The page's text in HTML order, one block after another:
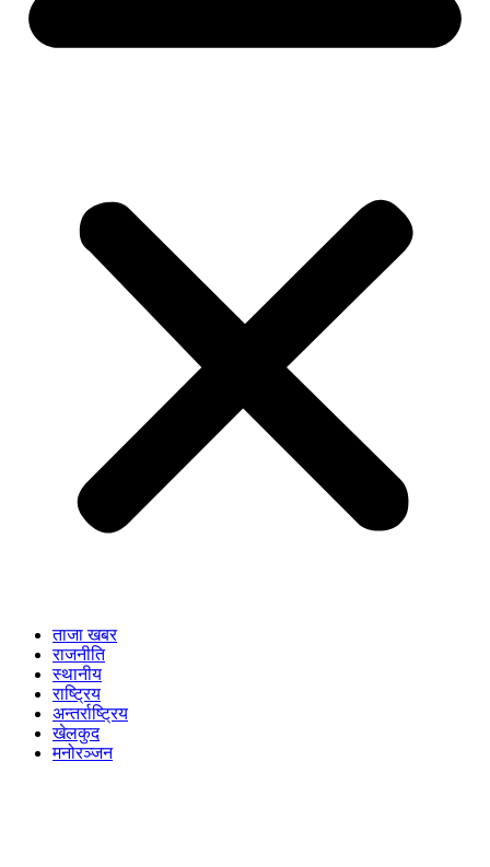
ताजा खबर
राजनीति
स्थानीय
राष्ट्रिय
अन्तर्राष्ट्रिय
खेलकुद
मनोरञ्जन